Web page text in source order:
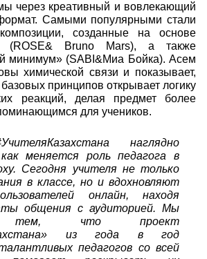
через креативный и вовлекающий
Самыми популярными стали
созданные на основе
(ROSE& Bruno Mars), а также
минимум»(SABI&Миа Бойка). Асем
химической связи и показывает,
принципов открывает логику
реакций, делая предмет более
для учеников.
наглядно
меняется роль педагога в
Сегодня учителя не только
в классе, но и вдохновляют
онлайн, находя
общения с аудиторией. Мы
тем, что проект
из года в год
педагогов со всей